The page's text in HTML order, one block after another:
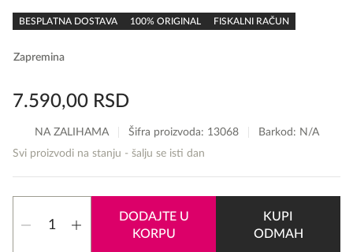
rating
BESPLATNA DOSTAVA 100% ORIGINAL FISKALNI RAČUN
Zapremina
7.590,00 RSD
NA ZALIHAMA Šifra proizvoda: 13068
Barkod: N/A
Svi proizvodi na stanju - šalju se isti dan
Gentlemen
DODAJTE U
KORPU
KUPI
ODMAH